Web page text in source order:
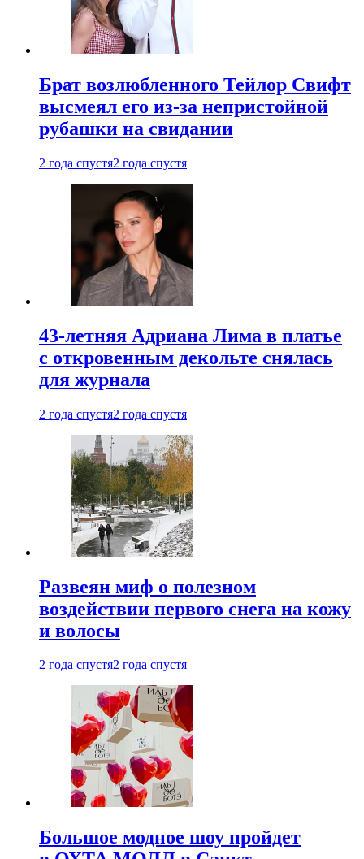
Брат возлюбленного Тейлор Свифт
высмеял его из-за непристойной
рубашки на свидании
2 года спустя2 года спустя
43-летняя Адриана Лима в платье
с откровенным декольте снялась
для журнала
2 года спустя2 года спустя
Развеян миф о полезном
воздействии первого снега на кожу
и волосы
2 года спустя2 года спустя
Большое модное шоу пройдет